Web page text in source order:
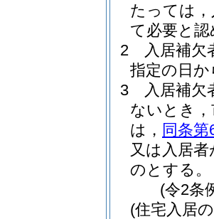
たっては
て必要と
2
入居補欠
指定の日
3
入居補欠
ないとき
は， 同条第
又は入居
のとする。
(令2条
(住宅入居